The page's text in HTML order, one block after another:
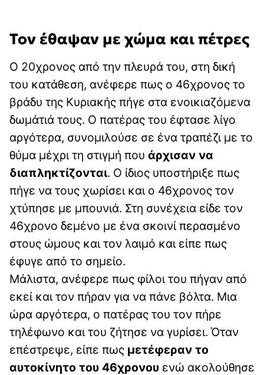
Τον έθαψαν με χώμα και πέτρες
Ο 20χρονος από την πλευρά του, στη δική
του κατάθεση, ανέφερε πως ο 46χρονος το
βράδυ της Κυριακής πήγε στα ενοικιαζόμενα
δωμάτιά τους. Ο πατέρας του έφτασε λίγο
αργότερα, συνομιλούσε σε ένα τραπέζι με το
θύμα μέχρι τη στιγμή που άρχισαν να
διαπληκτίζονται. Ο ίδιος υποστήριξε πως
πήγε να τους χωρίσει και ο 46χρονος τον
χτύπησε με μπουνιά. Στη συνέχεια είδε τον
46χρονο δεμένο με ένα σκοινί περασμένο
στους ώμους και τον λαιμό και είπε πως
έφυγε από το σημείο.
Μάλιστα, ανέφερε πως φίλοι του πήγαν από
εκεί και τον πήραν για να πάνε βόλτα. Μια
ώρα αργότερα, ο πατέρας του τον πήρε
τηλέφωνο και του ζήτησε να γυρίσει. Όταν
επέστρεψε, είπε πως μετέφεραν το
αυτοκίνητο του 46χρονου ενώ ακολούθησε